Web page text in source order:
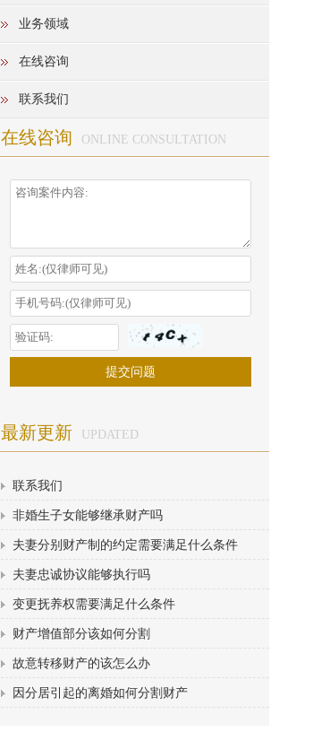
业务领域
在线咨询
联系我们
在线咨询 ONLINE CONSULTATION
最新更新 UPDATED
联系我们
非婚生子女能够继承财产吗
夫妻分别财产制的约定需要满足什么条件
夫妻忠诚协议能够执行吗
变更抚养权需要满足什么条件
财产增值部分该如何分割
故意转移财产的该怎么办
因分居引起的离婚如何分割财产